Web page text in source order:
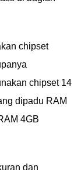
chipset
chipset 14
dipadu RAM
4GB
dan